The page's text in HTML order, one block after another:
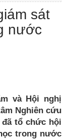
sát
nước
và Hội nghị
Nghiên cứu
đã tổ chức hội
trong nước